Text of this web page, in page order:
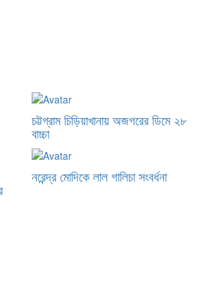
চট্টগ্রাম চিড়িয়াখানায় অজগরের ডিমে ২৮
বাচ্চা
নরেন্দ্র মোদিকে লাল গালিচা সংবর্ধনা